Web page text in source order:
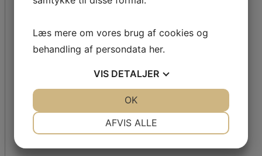
Læs mere om vores brug af cookies og
behandling af persondata her.
VIS DETALJER
AFVIS ALLE
OK